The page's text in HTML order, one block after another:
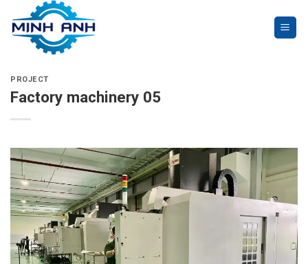
content
PROJECT
Factory machinery 05